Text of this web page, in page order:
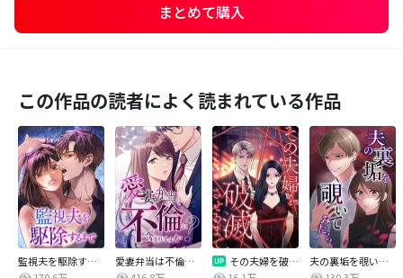
まとめて購入
この作品の読者によく読まれている作品
監視夫を駆除するまで
愛妻弁当は不倫に含まれますか？
その夫婦を破滅させるまで
夫の裏垢を覗いてみたら